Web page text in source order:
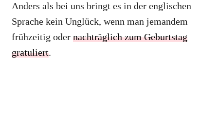
Anders als bei uns bringt es in der englischen
Sprache kein Unglück, wenn man jemandem
frühzeitig oder nachträglich zum Geburtstag
gratuliert.